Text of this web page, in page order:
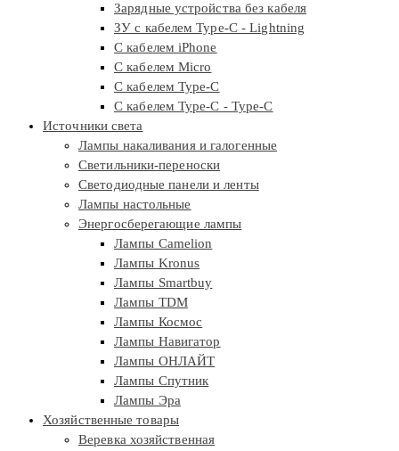
Зарядные устройства без кабеля
ЗУ с кабелем Type-C - Lightning
С кабелем iPhone
С кабелем Micro
С кабелем Type-C
С кабелем Type-C - Type-C
Источники света
Лампы накаливания и галогенные
Светильники-переноски
Светодиодные панели и ленты
Лампы настольные
Энергосберегающие лампы
Лампы Camelion
Лампы Kronus
Лампы Smartbuy
Лампы TDM
Лампы Космос
Лампы Навигатор
Лампы ОНЛАЙТ
Лампы Спутник
Лампы Эра
Хозяйственные товары
Веревка хозяйственная